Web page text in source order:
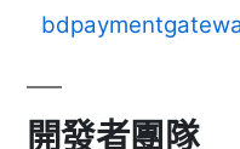
開發者團隊